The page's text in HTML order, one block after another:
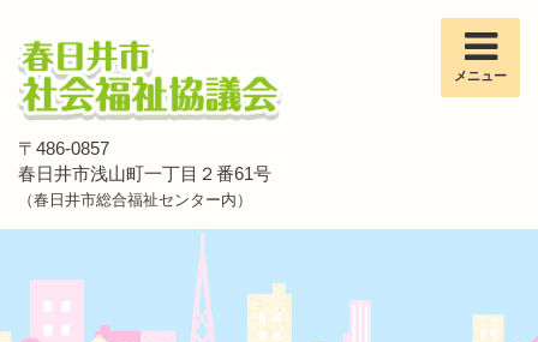
〒486-0857
春日井市浅山町一丁目２番61号
（春日井市総合福祉センター内）
メニュー